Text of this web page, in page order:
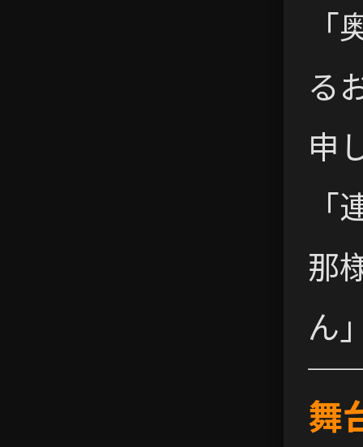
る
申
那
ん
舞